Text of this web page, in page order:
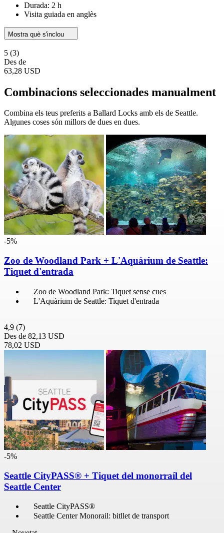
Durada: 2 h
Visita guiada en anglès
Mostra què s'inclou
5 (3)
Des de
63,28 USD
Combinacions seleccionades manualment
Combina els teus preferits a Ballard Locks amb els de Seattle.
Algunes coses són millors de dues en dues.
-5%
Zoo de Woodland Park + L'Aquàrium de Seattle:
Tiquet d'entrada
Zoo de Woodland Park: Tiquet sense cues
L'Aquàrium de Seattle: Tiquet d'entrada
4,9 (7)
Des de 82,13 USD
78,02 USD
-5%
Seattle CityPASS® + Tiquet del monorraíl del
Seattle Center
Seattle CityPASS®
Seattle Center Monorail: bitllet de transport